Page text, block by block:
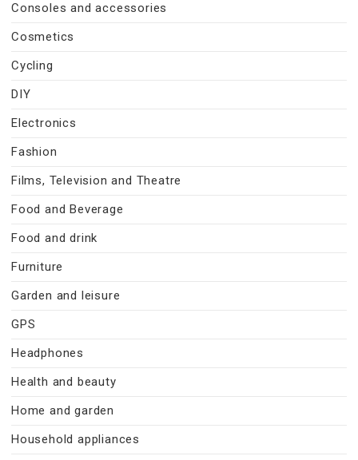
Consoles and accessories
Cosmetics
Cycling
DIY
Electronics
Fashion
Films, Television and Theatre
Food and Beverage
Food and drink
Furniture
Garden and leisure
GPS
Headphones
Health and beauty
Home and garden
Household appliances